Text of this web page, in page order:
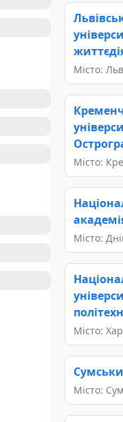
Місто:
Місто:
Місто:
Місто:
Місто: